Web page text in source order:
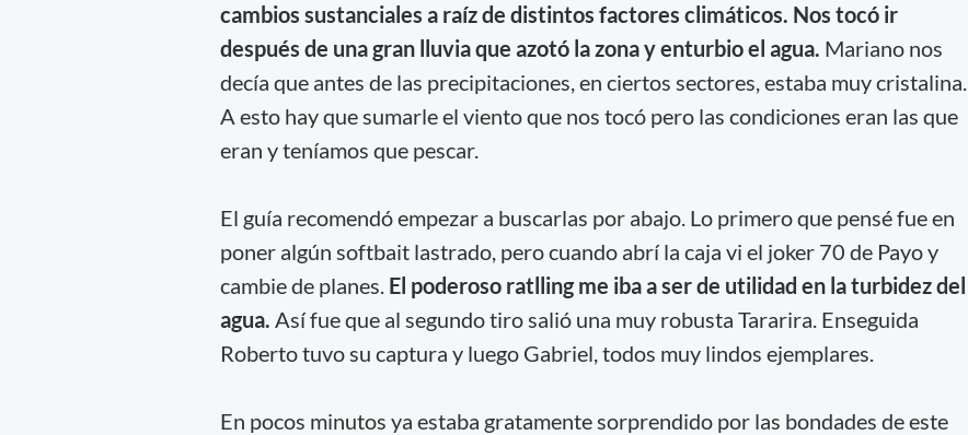
cambios sustanciales a raíz de distintos factores climáticos. Nos tocó ir
después de una gran lluvia que azotó la zona y enturbio el agua. Mariano nos
decía que antes de las precipitaciones, en ciertos sectores, estaba muy cristalina.
A esto hay que sumarle el viento que nos tocó pero las condiciones eran las que
eran y teníamos que pescar.
El guía recomendó empezar a buscarlas por abajo. Lo primero que pensé fue en
poner algún softbait lastrado, pero cuando abrí la caja vi el joker 70 de Payo y
cambie de planes. El poderoso ratlling me iba a ser de utilidad en la turbidez del
agua. Así fue que al segundo tiro salió una muy robusta Tararira. Enseguida
Roberto tuvo su captura y luego Gabriel, todos muy lindos ejemplares.
En pocos minutos ya estaba gratamente sorprendido por las bondades de este